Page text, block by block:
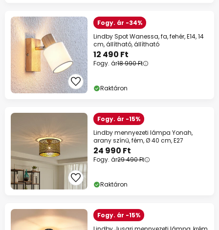
Fogy. ár -34%
Lindby Spot Wanessa, fa, fehér, E14, 14
cm, állítható, állítható
12 490 Ft
Fogy. ár18 990 Ft
Raktáron
Fogy. ár -15%
Lindby mennyezeti lámpa Yonah,
arany színű, fém, Ø 40 cm, E27
24 990 Ft
Fogy. ár29 490 Ft
Raktáron
Fogy. ár -15%